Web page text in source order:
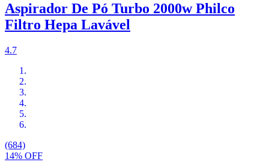
Aspirador De Pó Turbo 2000w Philco
Filtro Hepa Lavável
4.7
(684)
14% OFF